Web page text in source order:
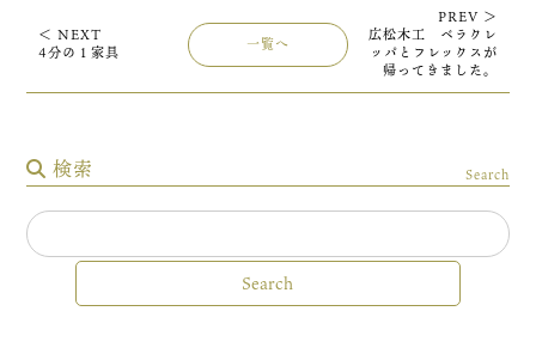
＜ NEXT
4分の１家具
一覧へ
PREV ＞
広松木工 ベラクレ
ッパとフレックスが
帰ってきました。
検索 Search